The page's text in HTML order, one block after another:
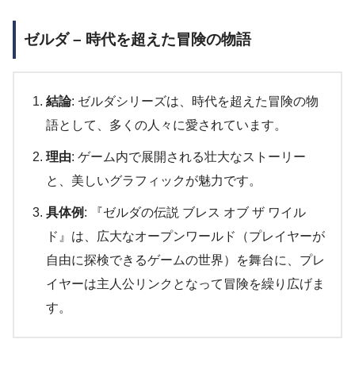
ゼルダ – 時代を超えた冒険の物語
結論: ゼルダシリーズは、時代を超えた冒険の物
語として、多くの人々に愛されています。
理由: ゲーム内で展開される壮大なストーリー
と、美しいグラフィックが魅力です。
具体例 : 『ゼルダの伝説 ブレス オブ ザ ワイル
ド』は、広大なオープンワールド（プレイヤーが
自由に探検できるゲームの世界）を舞台に、プレ
イヤーは主人公リンクとなって冒険を繰り広げま
す。